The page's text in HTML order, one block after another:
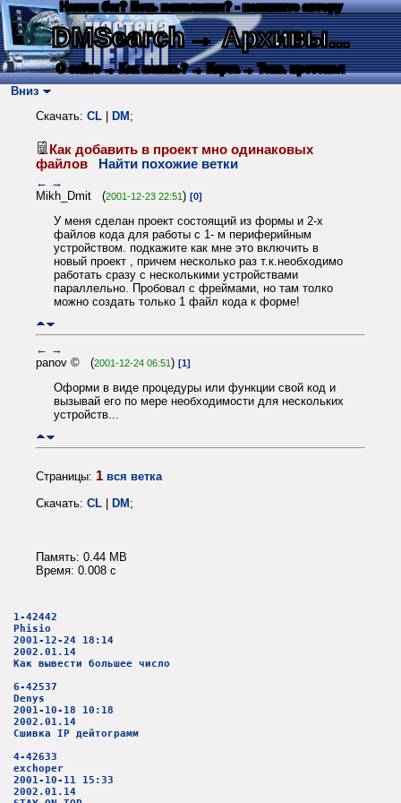
Нашли баг? Есть пожелания? - напишите автору
DMSearch→ Архивы...
О сайте → Как искать? → Карта → Текс. протокол
Вниз
Скачать: CL DM ;
Как добавить в проект мно одинаковых
файлов
Найти похожие ветки
← →
Mikh_Dmit (2001-12-23 22:51) [0]
У меня сделан проект состоящий из формы и 2-х
файлов кода для работы с 1- м периферийным
устройством. подкажите как мне это включить в
новый проект , причем несколько раз т.к.необходимо
работать сразу с несколькими устройствами
параллельно. Пробовал с фреймами, но там толко
можно создать только 1 файл кода к форме!
← →
panov © (2001-12-24 06:51) [1]
Оформи в виде процедуры или функции свой код и
вызывай его по мере необходимости для нескольких
устройств...
Страницы: 1 вся ветка
Скачать: CL DM ;
Память: 0.44 MB
Время: 0.008 c
1-42442
Phisio
2001-12-24 18:14
2002.01.14
Как вывести большее число
6-42537
Denys
2001-10-18 10:18
2002.01.14
Сшивка IP дейтограмм
4-42633
exchoper
2001-10-11 15:33
2002.01.14